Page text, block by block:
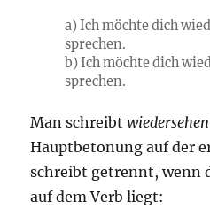
a) Ich möchte dich
sprechen.
b) Ich möchte dich
sprechen.
Man schreibtwiedersehen
Hauptbetonung auf der
schreibt getrennt, wenn
auf dem Verb liegt: